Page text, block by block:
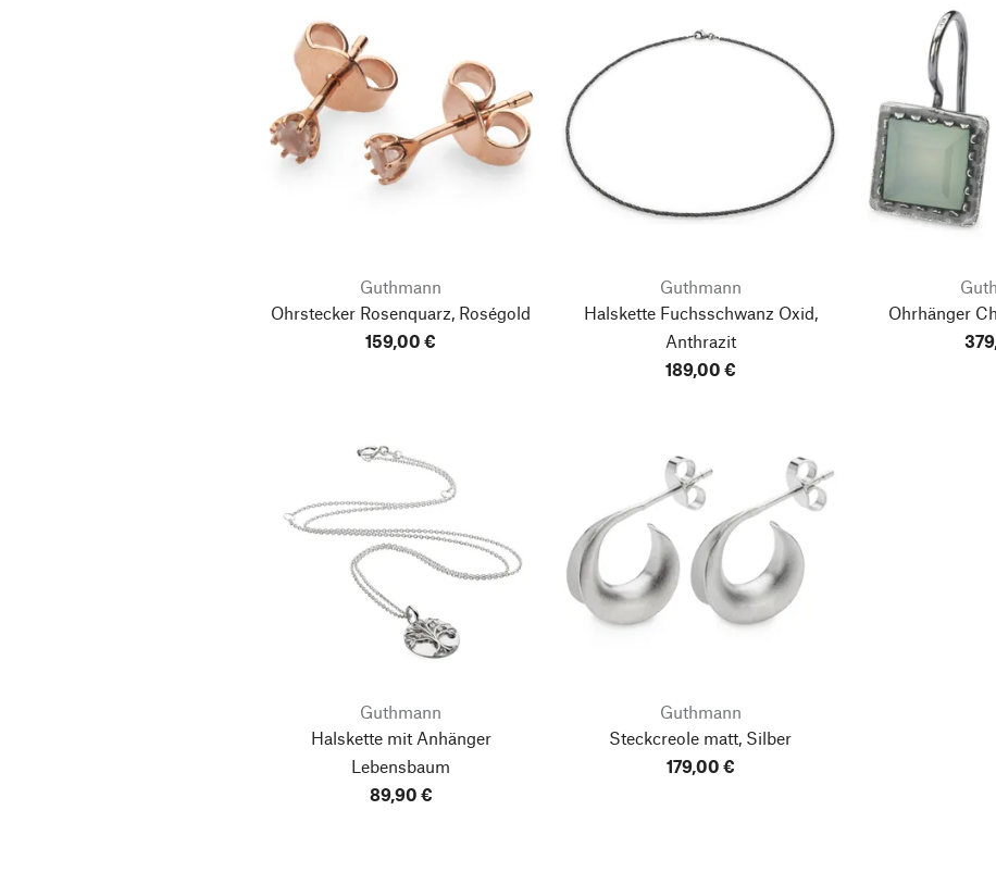
Guthmann
Ohrstecker Rosenquarz, Roségold
159,00 €
Guthmann
Halskette Fuchsschwanz Oxid,
Anthrazit
189,00 €
Ohrhänger
Guthmann
Halskette mit Anhänger
Lebensbaum
89,90 €
Guthmann
Steckcreole matt, Silber
179,00 €